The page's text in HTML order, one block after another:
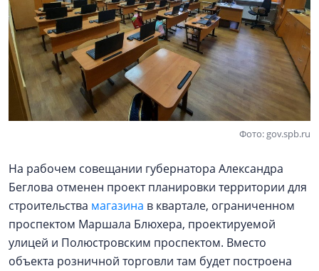
Фото: gov.spb.ru
На рабочем совещании губернатора Александра
Беглова отменен проект планировки территории для
строительства магазина в квартале, ограниченном
проспектом Маршала Блюхера, проектируемой
улицей и Полюстровским проспектом. Вместо
объекта розничной торговли там будет построена